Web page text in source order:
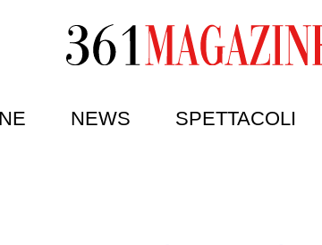
NEWS SPETTACOLI